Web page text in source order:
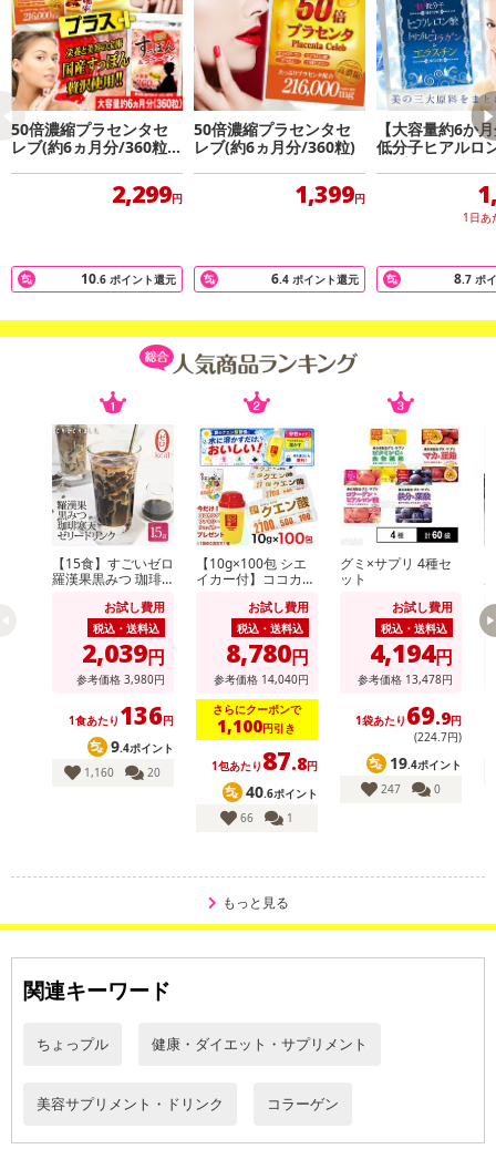
開発秘話/担当者の声
プロテオグリカン配合のドリンクタイプとなります！商品化にあた
り、たとえ「ピン！」と弾んでも美味しくなければ続けられないと
いう思いから「キレイを手軽に美味しく続けられる」ことを重視
し、No.1の美味しさを目指しました。何度も試作を重ね納得の「す
っきり美味しいマスカット味」に仕上げることができました。とに
注意事項
【キャンセルについて】
※お申込み後のキャンセルはお受けできません。
記載されている内容を必ずご確認いただき、お届けする商品セット
にご納得いただきましたうえでお申し込みください。
※パッケージ変更や商品リニューアル(成分など含む)等により、参考
の掲載画像や画像内のバーコードなど、お届け商品と多少異なる場
合がございます。
また、[新たな加工食品の原料原産地表示制度]の経過措置期間の終
了により、商品詳細内に記載の原産国・原材料の表記が旧表記の場
合がございます。
あらかじめご了承いただいた上でお申込みください。なお、本理由
によるお申込み後のキャンセル・返品交換は対応いたしかねます。
※送料はお試し費用に含まれております。
※d払い、PayPay、au PAY、au PAY(auかんたん決済)、ソフトバン
クまとめて支払い、楽天ペイ、メルペイ、AEON Pay、Amazon Pa
yでお支払いの場合、決済のため外部サイトへ遷移します。
※予約商品は決済手段ごとに定められた決済期限日にお支払いを完
さい。
発送日カレンダー
50倍濃縮プラセンタセ
レブ(約6ヵ月分/360粒)
(約6ヵ月分/360粒)2,299円
10.6 ポイント還元
50倍濃縮プラセンタセ
レブ(約6ヵ月分/360粒)
1,399円
6.4 ポイント還元
【大容量約6か
低分子ヒアルロ
リプルコラーゲ
1日あ
8.7 ポ
【15食】すごいゼロ
羅漢果黒みつ 珈琲
お試し費用
税込・送料込
2,039円
参考価格 3,980円
1食あたり 136円
9.4ポイント
1,160
20
【10g×100包 シエ
イカー付】ココカラ
包中に2700mgのク
エン酸配合
お試し費用
税込・送料込
8,780円
参考価格 14,040円
さらにクーポンで
1,100円引き
1包あたり 87.8円
40.6ポイント
66
1
グミ×サプリ 4種セ
ット
お試し費用
税込・送料込
4,194円
参考価格 13,478円
1袋あたり 69.9円
(224.7円)
19.4ポイント
247
0
もっと見る
関連キーワード
ちょっプル 健康・ダイエット・サプリメント
美容サプリメント・ドリンク コラーゲン